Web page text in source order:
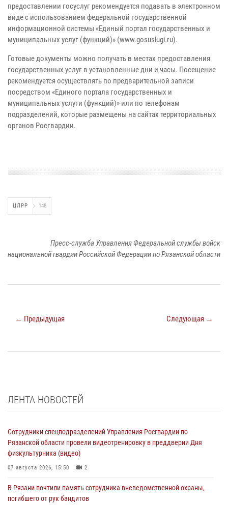
предоставлении госуслуг рекомендуется подавать в электронном
виде с использованием федеральной государственной
информационной системы «Единый портал государственных и
муниципальных услуг (функций)» (www.gosuslugi.ru).
Готовые документы можно получать в местах предоставления
государственных услуг в установленные дни и часы. Посещение
рекомендуется осуществлять по предварительной записи
посредством «Единого портала государственных и
муниципальных услуги (функций)» или по телефонам
подразделений, которые размещены на сайтах территориальных
органов Росгвардии.
ЦЛРР 148
Пресс-служба Управления Федеральной службы войск
национальной гвардии Российской Федерации по Рязанской области
← Предыдущая Следующая →
ЛЕНТА НОВОСТЕЙ
Сотрудники спецподразделений Управления Росгвардии по
Рязанской области провели видеотренировку в преддверии Дня
физкультурника (видео)
07 августа 2026, 15:50 2
В Рязани почтили память сотрудника вневедомственной охраны,
погибшего от рук бандитов